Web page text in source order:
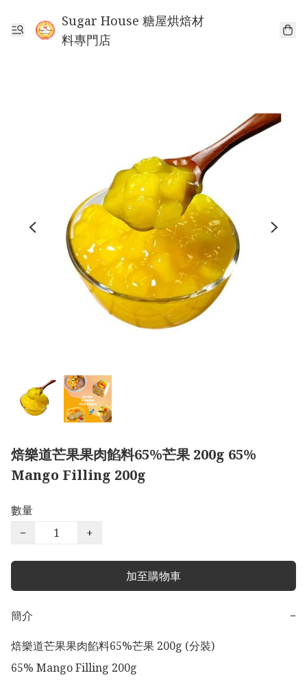
Sugar House 糖屋烘焙材
料專門店
焙樂道芒果果肉餡料65%芒果 200g 65%
Mango Filling 200g
數量
−
+
加至購物車
簡介
−
焙樂道芒果果肉餡料65%芒果 200g (分裝)
65% Mango Filling 200g